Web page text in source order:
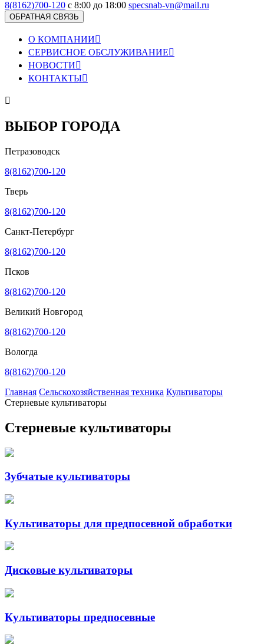
8(8162)700-120 с 8:00 до 18:00 specsnab-vn@mail.ru
ОБРАТНАЯ СВЯЗЬ
О КОМПАНИИ
СЕРВИСНОЕ ОБСЛУЖИВАНИЕ
НОВОСТИ
КОНТАКТЫ

ВЫБОР ГОРОДА
Петразоводск
8(8162)700-120
Тверь
8(8162)700-120
Санкт-Петербург
8(8162)700-120
Псков
8(8162)700-120
Великий Новгород
8(8162)700-120
Вологда
8(8162)700-120
Главная Сельскохозяйственная техника Культиваторы
Стерневые культиваторы
Стерневые культиваторы
Зубчатые культиваторы
Культиваторы для предпосевной обработки
Дисковые культиваторы
Культиваторы предпосевные